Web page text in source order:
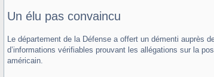
Un élu pas convaincu
Le département de la Défense a offert un démenti auprès
d’informations vérifiables prouvant les allégations sur la
américain.